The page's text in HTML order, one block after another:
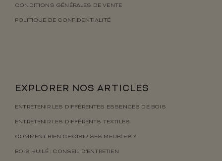
CONDITIONS GÉNÉRALES DE VENTE
POLITIQUE DE CONFIDENTIALITÉ
EXPLORER NOS ARTICLES
ENTRETENIR LES DIFFÉRENTES ESSENCES DE BOIS
ENTRETENIR LES DIFFÉRENTS TEXTILES
COMMENT BIEN CHOISIR SES MEUBLES ?
BOIS HUILÉ : CONSEIL D’ENTRETIEN